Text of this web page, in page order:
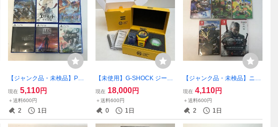
【ジャンク品・未検品】PS5
ソフト 6本セット ～フ
ァイナルファンタジー VII、
モンスターハンター ストー
リーズ 他【ゲーム-583】
現在 5,110円
＋送料600円
2 1日
【未使用】G-SHOCK ジーシ
ョック G-B001MVE-9UJR
ジェイソン 海外モデル
【アパ-24】
現在 18,000円
＋送料600円
0 1日
【ジャンク品・未検品】ニン
テンドースイッチ ソフト
5本セット ～あつまれ どう
ぶつの森 他【ゲーム-584】
現在 4,110円
＋送料600円
2 1日